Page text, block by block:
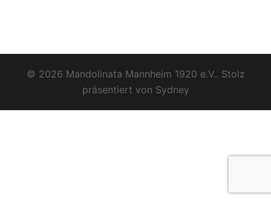
© 2026 Mandolinata Mannheim 1920 e.V.. Stolz
präsentiert von Sydney